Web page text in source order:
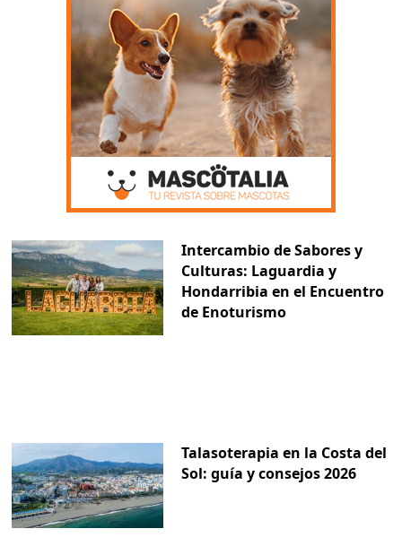
Intercambio de Sabores y
Culturas: Laguardia y
Hondarribia en el Encuentro
de Enoturismo
Talasoterapia en la Costa del
Sol: guía y consejos 2026